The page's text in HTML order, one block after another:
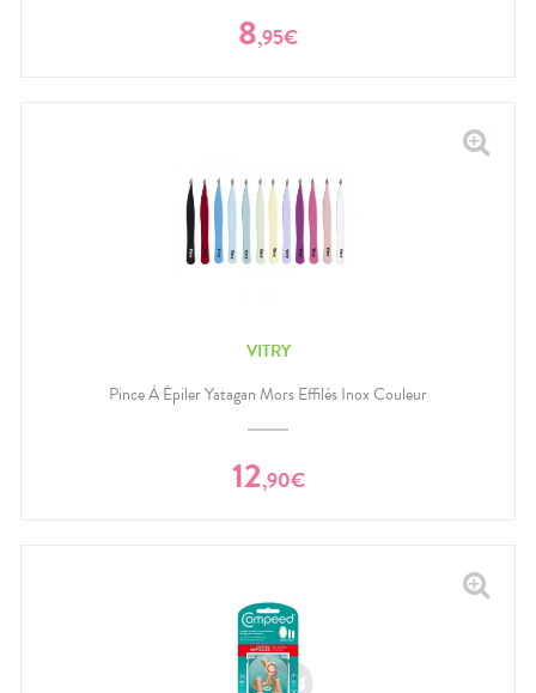
8,95€
VITRY
Pince À Épiler Yatagan Mors Effilés Inox Couleur
12,90€